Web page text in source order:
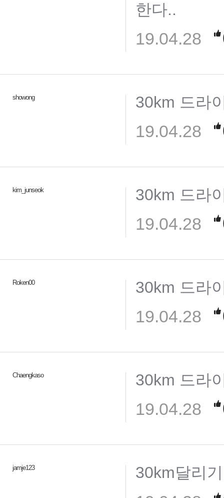
한다..
19.04.28
showong 30km 드라
19.04.28
kim_junseok 30km 드라
19.04.28
Roken00 30km 드라
19.04.28
Chaengkaso 30km 드라
19.04.28
jamje123 30km달리